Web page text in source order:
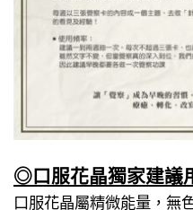
◎口服花晶獨家建議
口服花晶屬精微能量，無